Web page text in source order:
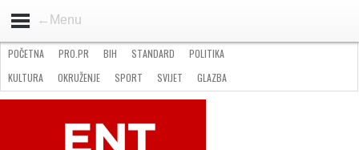
←Menu
STANDARD
GOSPODARSTVO
OKRUŽENJE
POČETNA PRO.PR BIH STANDARD
POLITIKA
KULTURA
OKRUŽENJE SPORT SVIJET
GLAZBA
NATJEČAJI
FILMING LOCATION IN BH KONTAKT